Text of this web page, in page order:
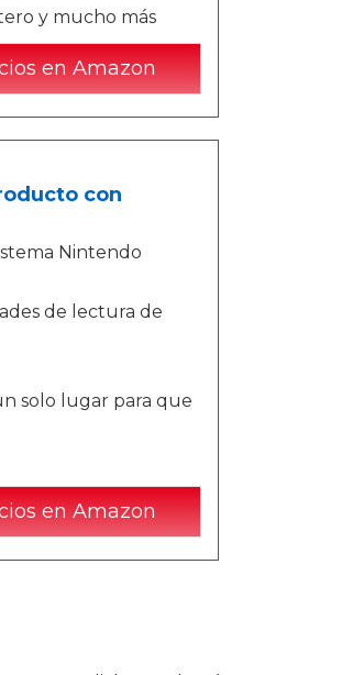
y mucho más
en Amazon
con
Nintendo
de lectura de
solo lugar para que
en Amazon